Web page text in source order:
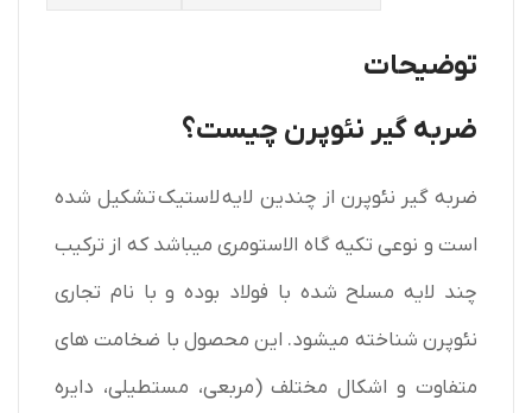
توضیحات
ضربه گیر نئوپرن چیست؟
ضربه گیر نئوپرن از چندین لایهلاستیکتشکیل شده
است و نوعی تکیه گاه الاستومری میباشد که از ترکیب
چند لایه مسلح شده با فولاد بوده و با نام تجاری
نئوپرن شناخته میشود. این محصول با ضخامت های
متفاوت و اشکال مختلف (مربعی، مستطیلی، دایره